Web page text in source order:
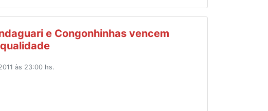
e Congonhinhas vencem
às 23:00 hs.